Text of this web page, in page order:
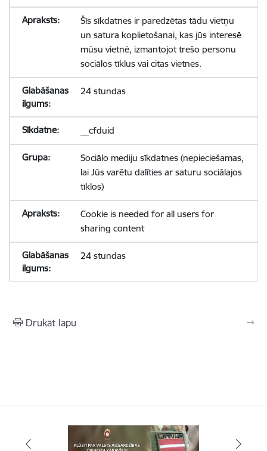
Šīs sīkdatnes ir paredzētas tādu vietņu
un satura koplietošanai, kas jūs interesē
mūsu vietnē, izmantojot trešo personu
sociālos tīklus vai citas vietnes.
24 stundas
__cfduid
Sociālo mediju sīkdatnes (nepieciešamas,
lai Jūs varētu dalīties ar saturu sociālajos
tīklos)
Cookie is needed for all users for
sharing content
24 stundas
Drukāt lapu